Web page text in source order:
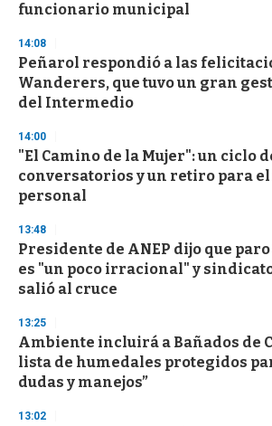
funcionario municipal
14:08
Peñarol respondió a las
Wanderers, que tuvo un gran
del Intermedio
14:00
"El Camino de la Mujer": un ciclo
conversatorios y un retiro para
personal
13:48
Presidente de ANEP dijo que
es "un poco irracional" y
salió al cruce
13:25
Ambiente incluirá a Bañados de
lista de humedales protegidos
dudas y manejos”
13:02